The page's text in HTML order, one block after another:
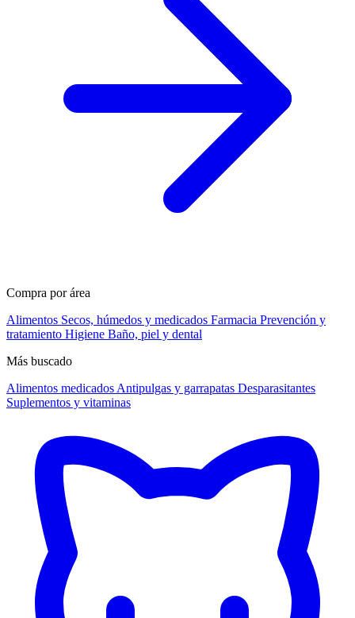
Compra por área
Alimentos Secos, húmedos y medicados Farmacia Prevención y
tratamiento Higiene Baño, piel y dental
Más buscado
Alimentos medicados Antipulgas y garrapatas Desparasitantes
Suplementos y vitaminas